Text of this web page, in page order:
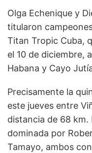
Olga Echenique y
titularon
Titan Tropic Cuba,
el 10 de diciembre,
Habana y Cayo
Precisamente la
este jueves entre
distancia de 68
dominada por
Tamayo, ambos